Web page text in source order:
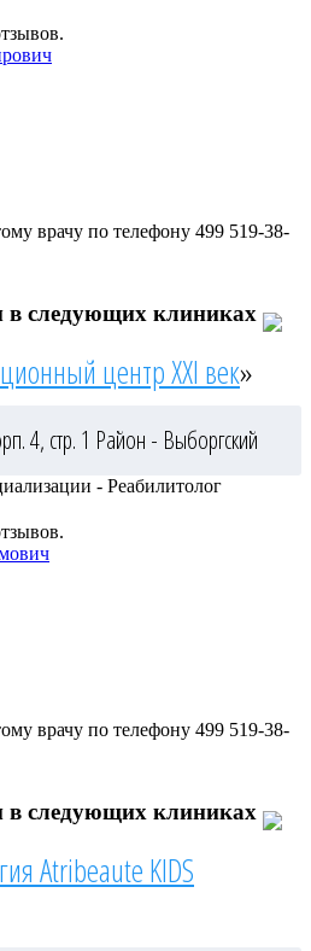
врачу по телефону 499 519-38-
в следующих клиниках
центр XXI век»
4, стр. 1 Район - Выборгский
- Реабилитолог
врачу по телефону 499 519-38-
в следующих клиниках
Atribeaute KIDS